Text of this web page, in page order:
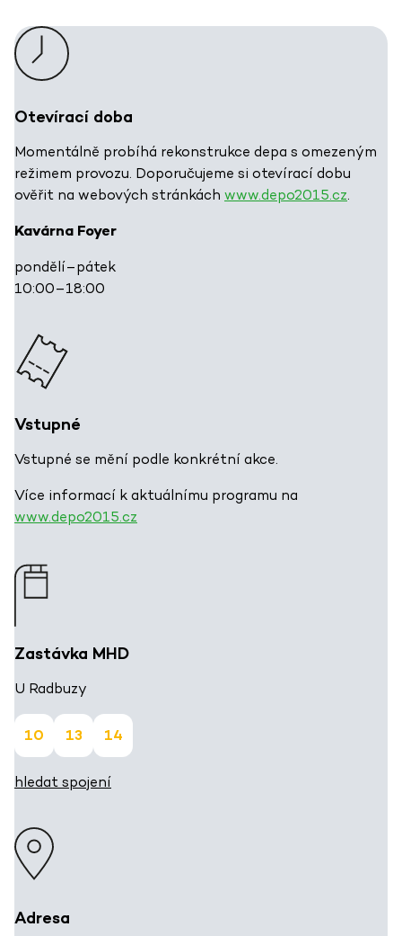
Otevírací doba
Momentálně probíhá rekonstrukce depa s omezeným
režimem provozu. Doporučujeme si otevírací dobu
ověřit na webových stránkách www.depo2015.cz.
Kavárna Foyer
pondělí–pátek
10:00–18:00
Vstupné
Vstupné se mění podle konkrétní akce.
Více informací k aktuálnímu programu na
www.depo2015.cz
Zastávka MHD
U Radbuzy
10 13 14
hledat spojení
Adresa